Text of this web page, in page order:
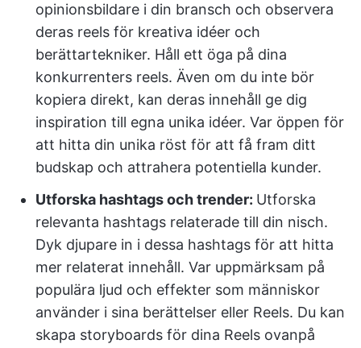
opinionsbildare i din bransch och observera
deras reels för kreativa idéer och
berättartekniker. Håll ett öga på dina
konkurrenters reels. Även om du inte bör
kopiera direkt, kan deras innehåll ge dig
inspiration till egna unika idéer. Var öppen för
att hitta din unika röst för att få fram ditt
budskap och attrahera potentiella kunder.
Utforska hashtags och trender: Utforska
relevanta hashtags relaterade till din nisch.
Dyk djupare in i dessa hashtags för att hitta
mer relaterat innehåll. Var uppmärksam på
populära ljud och effekter som människor
använder i sina berättelser eller Reels. Du kan
skapa storyboards för dina Reels ovanpå